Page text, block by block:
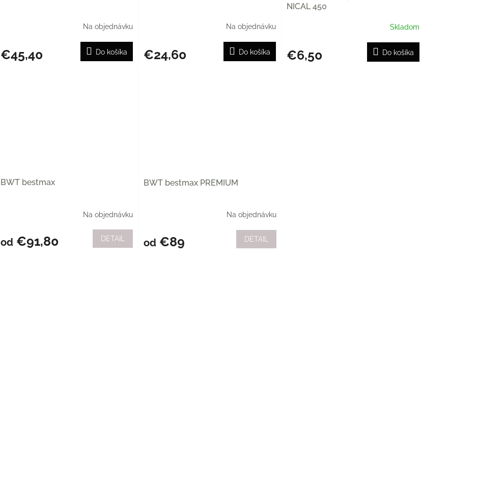
Na objednávku
€45,40 Do košíka
Na objednávku
€24,60 Do košíka
NICAL 450
Skladom
€6,50 Do košíka
BWT bestmax
Na objednávku
od €91,80 DETAIL
BWT bestmax PREMIUM
Na objednávku
od €89 DETAIL